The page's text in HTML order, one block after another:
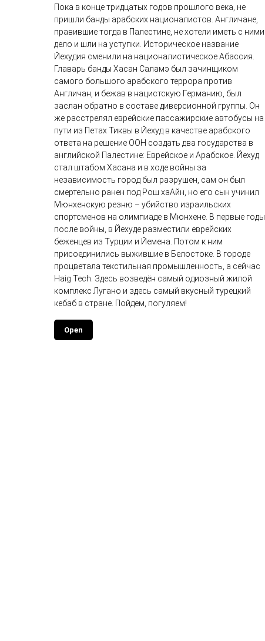
Пока в конце тридцатых годов прошлого века, не
пришли банды арабских националистов. Англичане,
правившие тогда в Палестине, не хотели иметь с ними
дело и шли на уступки. Историческое название
Йехудия сменили на националистическое Абассия.
Главарь банды Хасан Саламэ был зачинщиком
самого большого арабского террора против
Англичан, и бежав в нацистскую Германию, был
заслан обратно в составе диверсионной группы. Он
же расстрелял еврейские пассажирские автобусы на
пути из Петах Тиквы в Йехуд в качестве арабского
ответа на решение ООН создать два государства в
английской Палестине: Еврейское и Арабское. Йехуд
стал штабом Хасана и в ходе войны за
независимость город был разрушен, сам он был
смертельно ранен под Рош хаАйн, но его сын учинил
Мюнхенскую резню – убийство израильских
спортсменов на олимпиаде в Мюнхене. В первые годы
после войны, в Йехуде разместили еврейских
беженцев из Турции и Йемена. Потом к ним
присоединились выжившие в Белостоке. В городе
процветала текстильная промышленность, а сейчас
Haig Tech. Здесь возведён самый одиозный жилой
комплекс Лугано и здесь самый вкусный турецкий
кебаб в стране. Пойдем, погуляем!
Open